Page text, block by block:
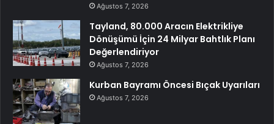
Ağustos 7, 2026
Tayland, 80.000 Aracın Elektrikliye
Dönüşümü İçin 24 Milyar Bahtlık Planı
Değerlendiriyor
Ağustos 7, 2026
Kurban Bayramı Öncesi Bıçak Uyarıları
Ağustos 7, 2026